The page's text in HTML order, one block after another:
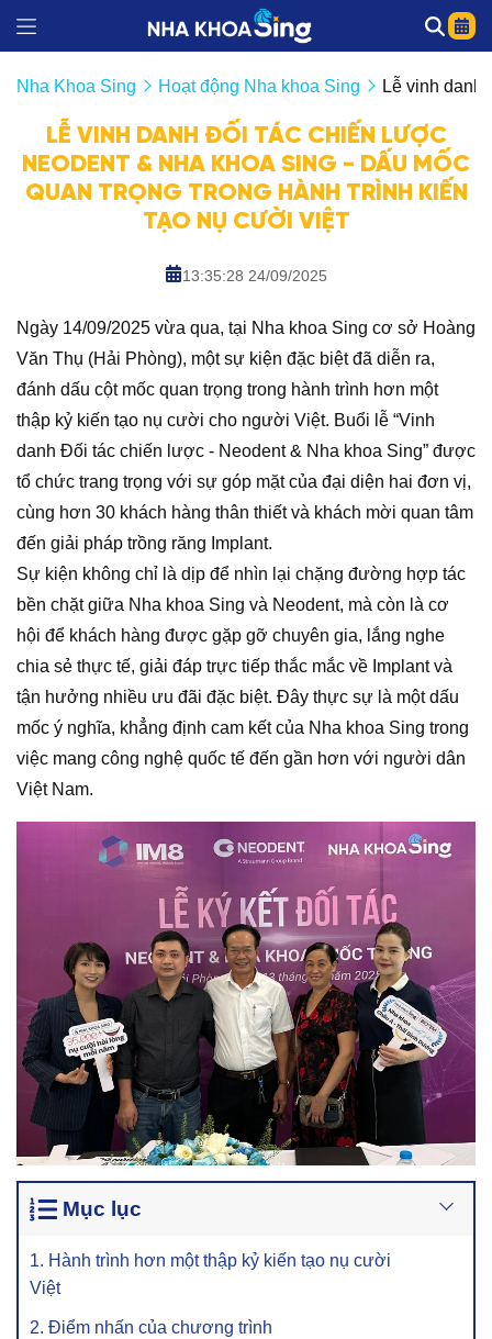
Nha Khoa Sing Hoạt động Nha khoa Sing Lễ vinh danh
LỄ VINH DANH ĐỐI TÁC CHIẾN LƯỢC
NEODENT & NHA KHOA SING - DẤU MỐC
QUAN TRỌNG TRONG HÀNH TRÌNH KIẾN
TẠO NỤ CƯỜI VIỆT
13:35:28 24/09/2025
Ngày 14/09/2025 vừa qua, tại Nha khoa Sing cơ sở Hoàng
Văn Thụ (Hải Phòng), một sự kiện đặc biệt đã diễn ra,
đánh dấu cột mốc quan trọng trong hành trình hơn một
thập kỷ kiến tạo nụ cười cho người Việt. Buổi lễ “Vinh
danh Đối tác chiến lược - Neodent & Nha khoa Sing” được
tổ chức trang trọng với sự góp mặt của đại diện hai đơn vị,
cùng hơn 30 khách hàng thân thiết và khách mời quan tâm
đến giải pháp trồng răng Implant.
Sự kiện không chỉ là dịp để nhìn lại chặng đường hợp tác
bền chặt giữa Nha khoa Sing và Neodent, mà còn là cơ
hội để khách hàng được gặp gỡ chuyên gia, lắng nghe
chia sẻ thực tế, giải đáp trực tiếp thắc mắc về Implant và
tận hưởng nhiều ưu đãi đặc biệt. Đây thực sự là một dấu
mốc ý nghĩa, khẳng định cam kết của Nha khoa Sing trong
việc mang công nghệ quốc tế đến gần hơn với người dân
Việt Nam.
Mục lục
1. Hành trình hơn một thập kỷ kiến tạo nụ cười
Việt
2. Điểm nhấn của chương trình